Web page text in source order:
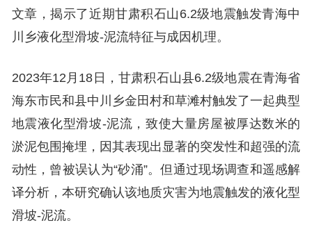
文章，揭示了近期甘肃积石山6.2级地震触发青海中
川乡液化型滑坡-泥流特征与成因机理。
2023年12月18日，甘肃积石山县6.2级地震在青海省
海东市民和县中川乡金田村和草滩村触发了一起典型
地震液化型滑坡-泥流，致使大量房屋被厚达数米的
淤泥包围掩埋，因其表现出显著的突发性和超强的流
动性，曾被误认为“砂涌”。但通过现场调查和遥感解
译分析，本研究确认该地质灾害为地震触发的液化型
滑坡-泥流。